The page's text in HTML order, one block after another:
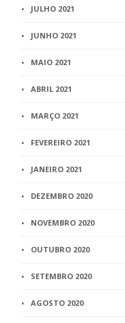
JULHO 2021
JUNHO 2021
MAIO 2021
ABRIL 2021
MARÇO 2021
FEVEREIRO 2021
JANEIRO 2021
DEZEMBRO 2020
NOVEMBRO 2020
OUTUBRO 2020
SETEMBRO 2020
AGOSTO 2020